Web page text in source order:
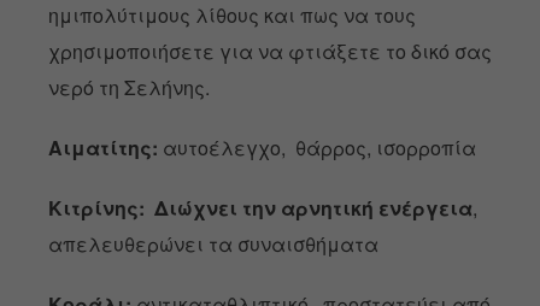
ημιπολύτιμους λίθους και πως να τους
χρησιμοποιήσετε για να φτιάξετε το δικό σας
νερό τη Σελήνης.
Αιματίτης: αυτοέλεγχο, θάρρος, ισορροπία
Κιτρίνης: Διώχνει την αρνητική ενέργεια,
απελευθερώνει τα συναισθήματα